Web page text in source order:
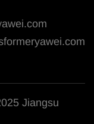
Jiangsu